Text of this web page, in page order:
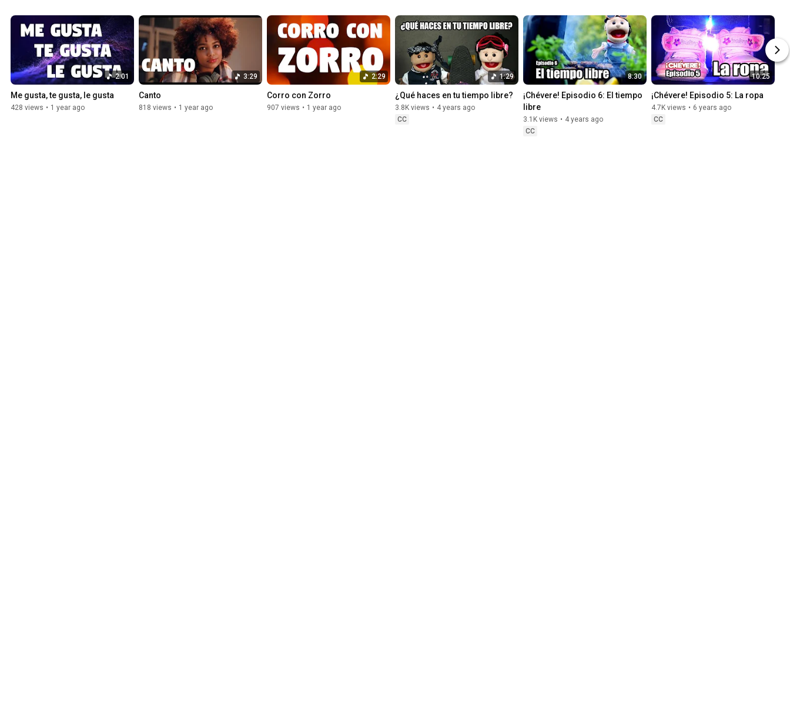
2:01
Me gusta, te gusta, le gusta
428 views • 1 year ago
3:29
Canto
818 views • 1 year ago
2:29
Corro con Zorro
907 views • 1 year ago
1:29
¿Qué haces en tu tiempo libre?
3.8K views • 4 years ago
CC
8:30
¡Chévere! Episodio 6: El tiempo
libre
3.1K views • 4 years ago
CC
10:25
¡Chévere! Episodio 5: La ropa
4.7K views • 6 years ago
CC